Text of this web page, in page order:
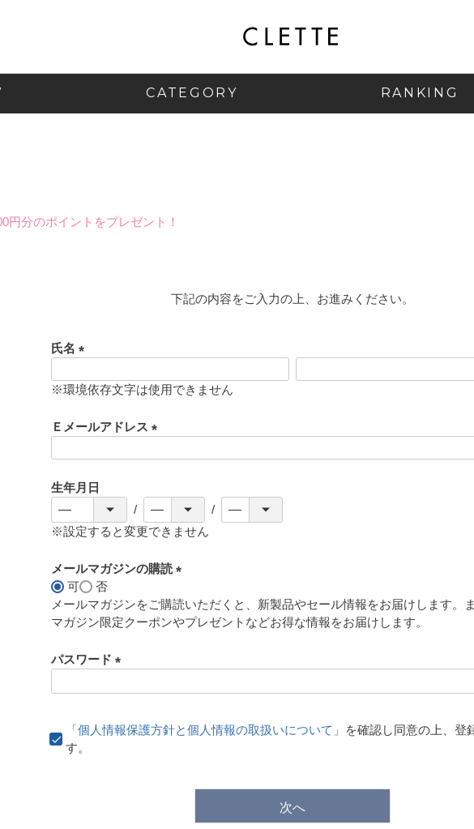
CATEGORY RANKING
円分のポイントをプレゼント！
下記の内容をご入力の上、お進みください。
氏名
必
)
※環境依存文字は使用できません
Ｅメールアドレス
生年月日
※設定すると変更できません
メールマガジンの購読
必
須
可
否
メールマガジンをご購読いただくと、新製品やセール情報をお届けします。
マガジン限定クーポンやプレゼントなどお得な情報をお届けします。
パスワード
)
「個人情報保護方針と個人情報の取扱いについて」
を確認し同意の上、登
す。
次へ